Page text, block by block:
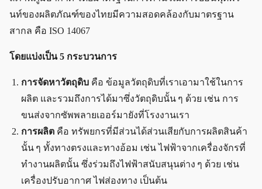
นท์ของผลิตภัณฑ์ของไทยมีความสอดคล้องกับมาตรฐาน
สากล คือ ISO 14067
โดยแบ่งเป็น 5 กระบวนการ
การจัดหาวัตถุดิบ คือ ข้อมูลวัตถุดิบที่เราเอามาใช้ในการ
ผลิต และรวมถึงการได้มาซึ่งวัตถุดิบนั้น ๆ ด้วย เช่น การ
ขนส่งจากซัพพลายเออร์มายังที่โรงงานเรา
การผลิต คือ ทรัพยกรที่มีส่วนได้ส่วนเสียกับการผลิตสินค้า
นั้น ๆ ทั้งทางตรงและทางอ้อม เช่น ไฟฟ้าจากเครื่องจักรที่
ทำงานผลิตนั้น ซึ่งร่วมถึงไฟฟ้าสนับสนุนต่าง ๆ ด้วย เช่น
เครื่องปรับอากาศ ไฟส่องทาง เป็นต้น